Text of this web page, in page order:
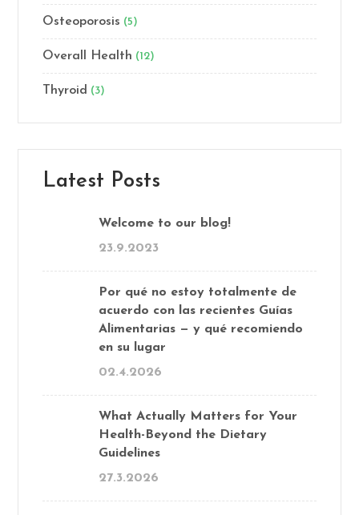
Osteoporosis (5)
Overall Health (12)
Thyroid (3)
Latest Posts
Welcome to our blog!
23.9.2023
Por qué no estoy totalmente de
acuerdo con las recientes Guías
Alimentarias — y qué recomiendo
en su lugar
02.4.2026
What Actually Matters for Your
Health-Beyond the Dietary
Guidelines
27.3.2026